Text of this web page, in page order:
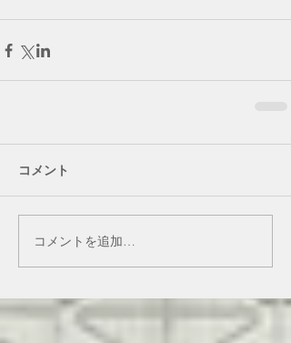
コメント
コメントを追加…